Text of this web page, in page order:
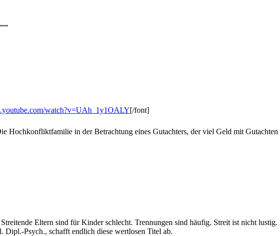
watch?v=UAh_1y1OALY[/font]
Hochkonfliktfamilie in der Betrachtung eines Gutachters, der viel Geld mit Gutachten
Eltern sind für Kinder schlecht. Trennungen sind häufig. Streit ist nicht
Dipl.-Psych., schafft endlich diese wertlosen Titel ab.